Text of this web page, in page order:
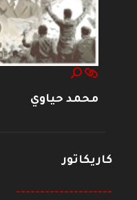
محمد حياوي
كاريكاتور
--------------------